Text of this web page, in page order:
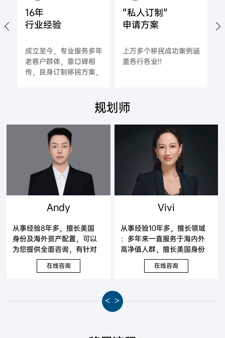
16年
行业经验
成立至今，专业服务多年
老客户群体，靠口碑相
传，良身订制移民方案，
"私人订制"
申请方案
上万多个移民成功案例涵
盖各行各业!!
规划师
Andy
从事经验8年多，擅长美国
身份及海外资产配置，可以
为您提供全面咨询，有针对
性地提出解决方案。
在线咨询
Vivi
从事经验10年多，擅长领域
：多年来一直服务于海内外
高净值人群，擅长美国身份
及海外资产配置，可以为您
提供全面咨询，有针对性地
在线咨询
< >